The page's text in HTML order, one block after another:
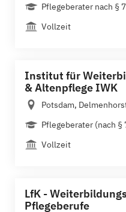
Pflegeberater nach §
Vollzeit
Institut für
& Altenpflege IWK
Potsdam,
Pflegeberater (nach §
Vollzeit
LfK -
Pflegeberufe